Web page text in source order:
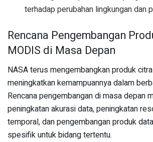
terhadap perubahan lingkungan dan
Rencana Pengembangan
MODIS di Masa Depan
NASA terus mengembangkan produk
meningkatkan kemampuannya dalam
Rencana pengembangan di masa depan
peningkatan akurasi data, peningkatan
temporal, dan pengembangan produk
spesifik untuk bidang tertentu.